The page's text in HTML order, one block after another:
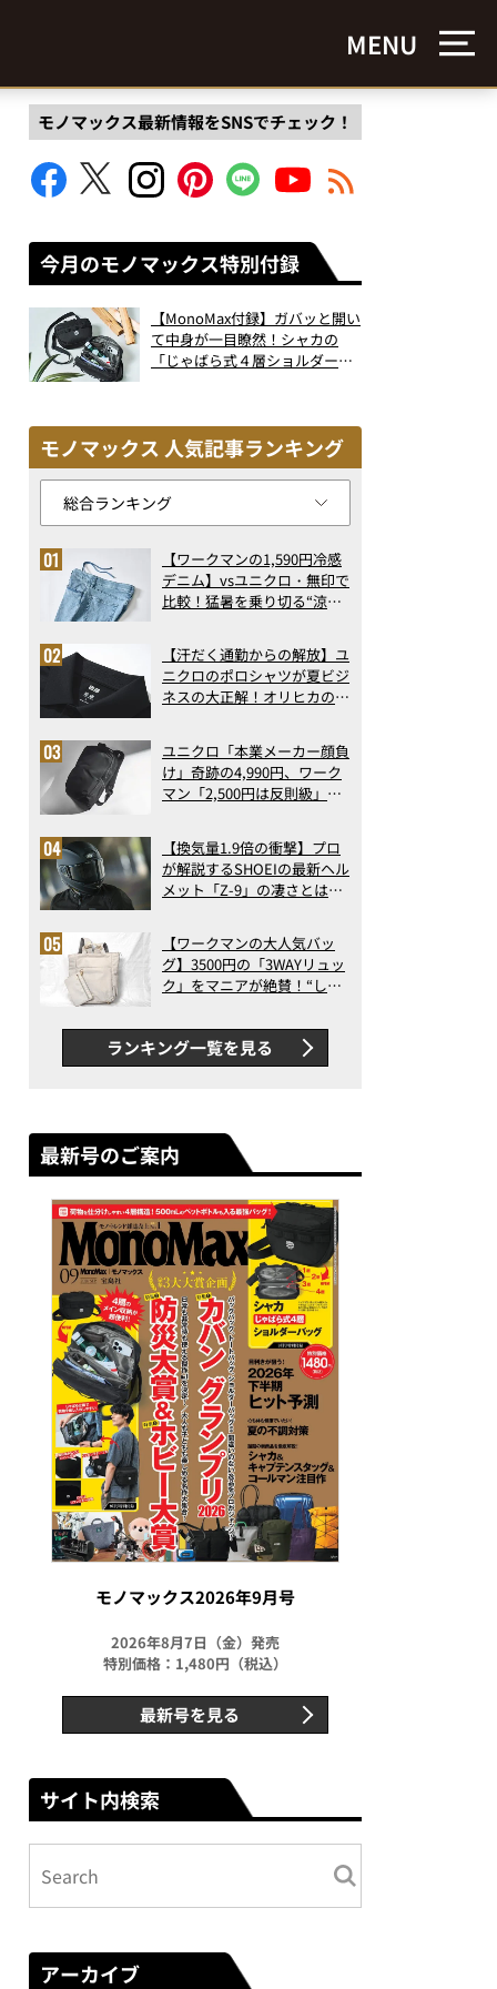
MENU
モノマックス最新情報をSNSでチェック！
今月のモノマックス特別付録
【MonoMax付録】ガバッと開い
て中身が一目瞭然！シャカの
「じゃばら式４層ショルダーバ
モノマックス 人気記事ランキング
【ワークマンの1,590円冷感
デニム】vsユニクロ・無印で
比較！猛暑を乗り切る“涼感
で決定版
【汗だく通勤からの解放】ユ
ニクロのポロシャツが夏ビジ
ネスの大正解！オリヒカの透
アの実力
ユニクロ「本業メーカー顔負
け」奇跡の4,990円、ワーク
マン「2,500円は反則級」凄
ト3】（2026年6月版）
【換気量1.9倍の衝撃】プロ
が解説するSHOEIの最新ヘル
メット「Z-9」の凄さとは？
ス【ワークマンの大人気バッ
グ】3500円の「3WAYリュッ
ク」をマニアが絶賛！“しご
判以上に優秀だった
ランキング一覧を見る
最新号のご案内
モノマックス2026年9月号
2026年8月7日（金）発売
特別価格：1,480円（税込）
最新号を見る
サイト内検索
アーカイブ